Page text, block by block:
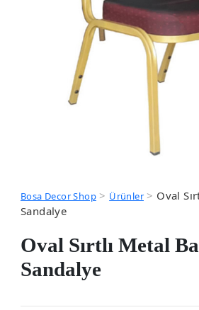
Bosa Decor Shop> Ürünler> Oval
Sandalye
Oval Sırtlı Metal
Sandalye